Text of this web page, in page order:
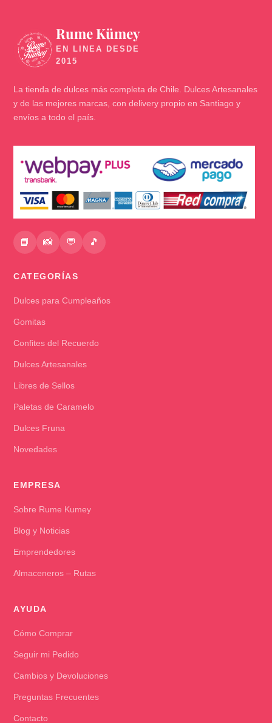
🍬
Rume Kümey
La tienda de dulces más completa de Chile. Dulces Artesanales
y de las mejores marcas, con delivery propio en Santiago y
envíos a todo el país.
📘 📸 💬 🎵
CATEGORÍAS
Dulces para Cumpleaños
Gomitas
Confites del Recuerdo
Dulces Artesanales
Libres de Sellos
Paletas de Caramelo
Dulces Fruna
Novedades
EMPRESA
Sobre Rume Kumey
Blog y Noticias
Emprendedores
Almaceneros – Rutas
AYUDA
Cómo Comprar
Seguir mi Pedido
Cambios y Devoluciones
Preguntas Frecuentes
Contacto